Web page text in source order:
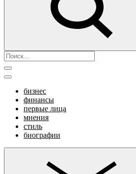
бизнес
финансы
первые лица
мнения
стиль
биографии